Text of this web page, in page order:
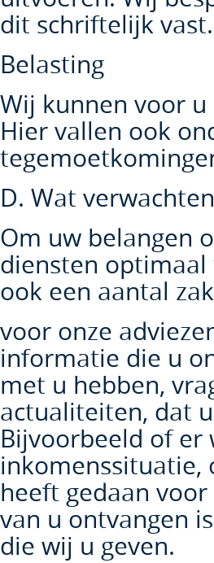
dit schriftelijk vast.
Belasting
Wij kunnen voor
Hier vallen ook
D. Wat
Om uw belangen
diensten
ook een aantal
voor onze
informatie die u
met u hebben,
actualiteiten, dat
Bijvoorbeeld of er
inkomenssituatie,
heeft gedaan
van u ontvangen
die wij u geven.